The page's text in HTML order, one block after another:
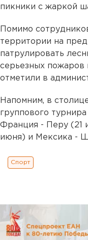
пикники с жаркой
Помимо
территории на
патрулировать
серьезных пожаров
отметили в
Напомним, в
группового
Франция - Перу (21
июня) и Мексика -
Спорт